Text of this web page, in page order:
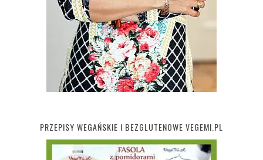
PRZEPISY WEGAŃSKIE I BEZGLUTENOWE VEGEMI.PL